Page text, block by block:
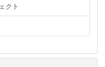
クト